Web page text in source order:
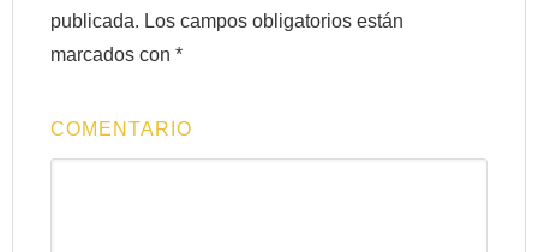
publicada. Los campos obligatorios están
marcados con*
COMENTARIO